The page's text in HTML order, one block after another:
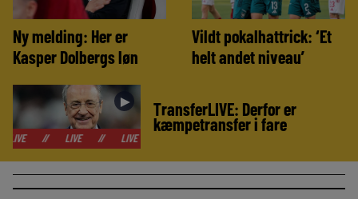
Ny melding: Her er
Kasper Dolbergs løn
Vildt pokalhattrick: ‘Et
helt andet niveau’
►
LIVE LIVE LIVE LIVE
TransferLIVE: Derfor er
kæmpetransfer i fare